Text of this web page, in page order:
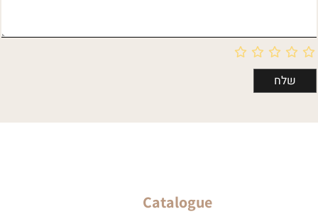
Catalogue